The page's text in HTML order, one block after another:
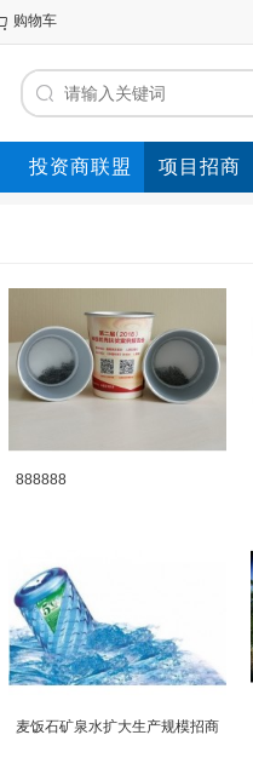
购物车
投资商联盟 项目招商
888888
麦饭石矿泉水扩大生产规模招商